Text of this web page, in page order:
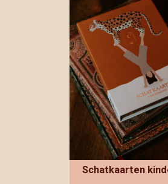
Schatkaarten